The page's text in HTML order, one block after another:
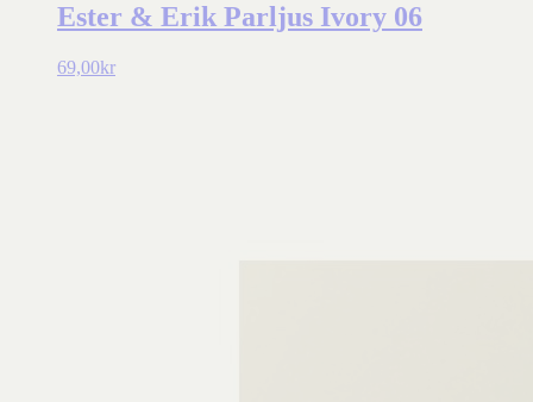
Ester & Erik Parljus Ivory 06
69,00kr